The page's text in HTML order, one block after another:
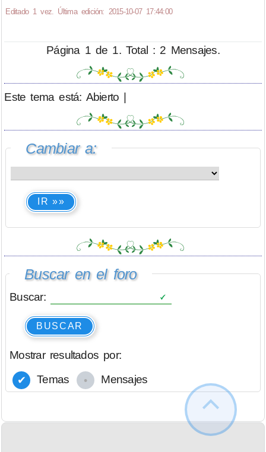
Editado 1 vez. Última edición: 2015-10-07 17:44:00
Página 1 de 1. Total : 2 Mensajes.
Este tema está: Abierto |
Cambiar a:
IR »»
Buscar en el foro
Buscar:
BUSCAR
Mostrar resultados por:
Temas
Mensajes